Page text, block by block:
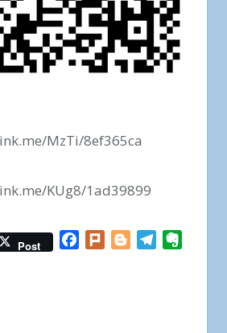
MzTi/8ef365ca
KUg8/1ad39899
Post Facebook
Plurk BloggerTelegram